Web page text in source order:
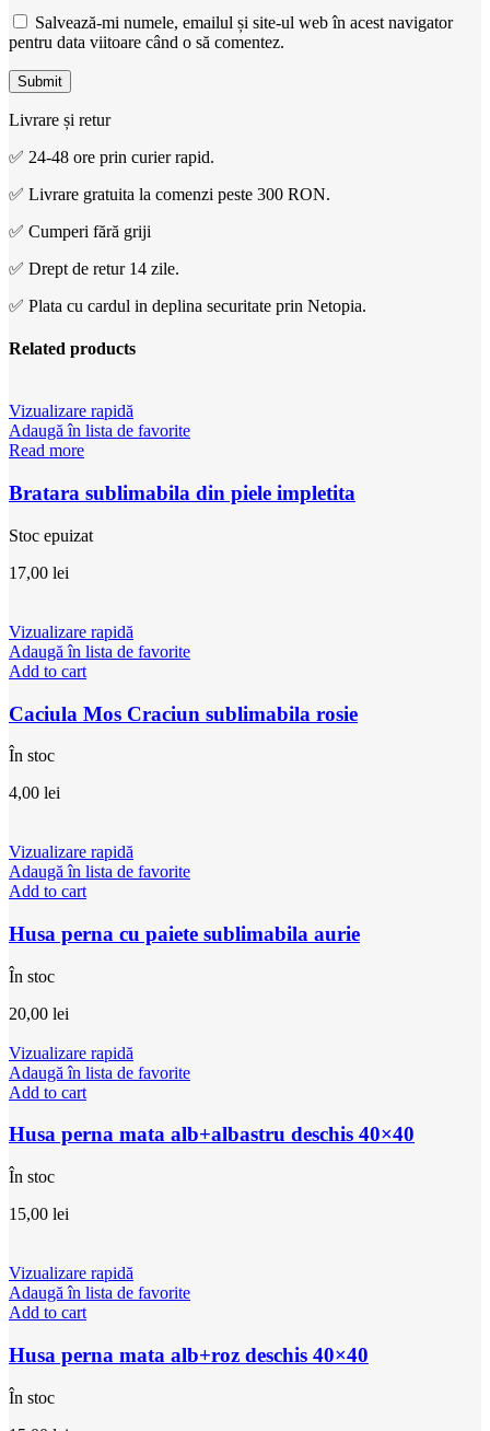
Salvează-mi numele, emailul și site-ul web în acest navigator
pentru data viitoare când o să comentez.
Livrare și retur
✅ 24-48 ore prin curier rapid.
✅ Livrare gratuita la comenzi peste 300 RON.
✅ Cumperi fără griji
✅ Drept de retur 14 zile.
✅ Plata cu cardul in deplina securitate prin Netopia.
Related products
Vizualizare rapidă
Adaugă în lista de favorite
Read more
Bratara sublimabila din piele impletita
Stoc epuizat
17,00 lei
Vizualizare rapidă
Adaugă în lista de favorite
Add to cart
Caciula Mos Craciun sublimabila rosie
În stoc
4,00 lei
Vizualizare rapidă
Adaugă în lista de favorite
Add to cart
Husa perna cu paiete sublimabila aurie
În stoc
20,00 lei
Vizualizare rapidă
Adaugă în lista de favorite
Add to cart
Husa perna mata alb+albastru deschis 40×40
În stoc
15,00 lei
Vizualizare rapidă
Adaugă în lista de favorite
Add to cart
Husa perna mata alb+roz deschis 40×40
În stoc